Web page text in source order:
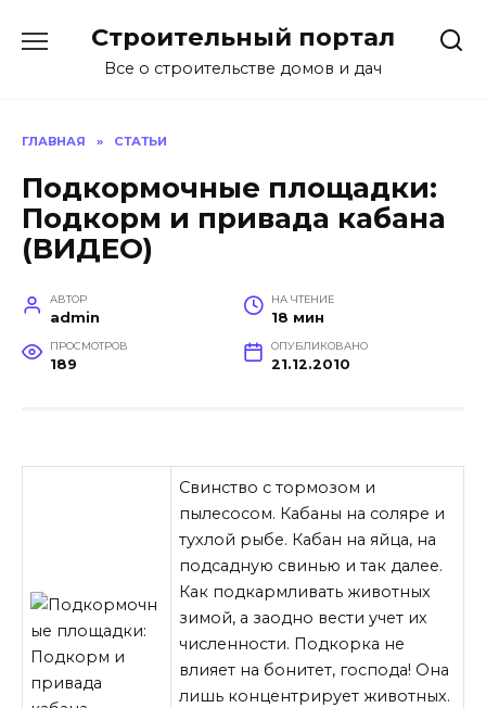
содержанию
Строительный портал
Все о строительстве домов и дач
ГЛАВНАЯ » СТАТЬИ
Подкормочные площадки:
Подкорм и привада кабана
(ВИДЕО)
АВТОР
admin
НА ЧТЕНИЕ
18 мин
ПРОСМОТРОВ
189
ОПУБЛИКОВАНО
21.12.2010
Свинство с тормозом и
пылесосом. Кабаны на соляре и
тухлой рыбе. Кабан на яйца, на
подсадную свинью и так далее.
Как подкармливать животных
зимой, а заодно вести учет их
численности. Подкорка не
влияет на бонитет, господа! Она
лишь концентрирует животных.